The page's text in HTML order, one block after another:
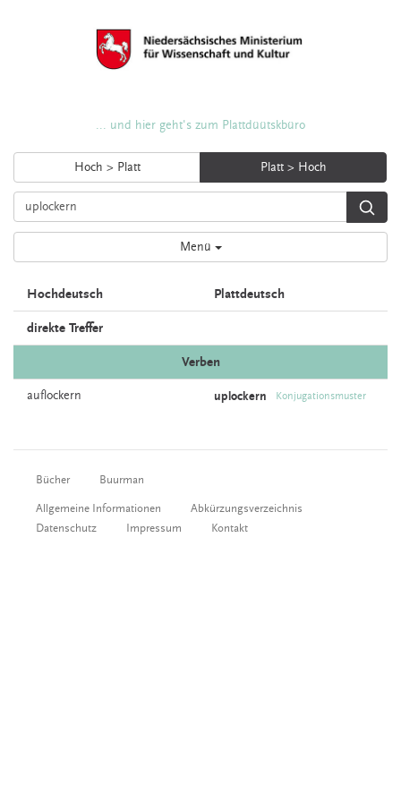
... und hier geht's zum Plattdüütskbüro
Hoch > Platt Platt > Hoch
Menü
Hochdeutsch Plattdeutsch
direkte Treffer
Verben
auflockern uplockern Konjugationsmuster
Bücher Buurman
Allgemeine Informationen
Abkürzungsverzeichnis
Datenschutz
Impressum Kontakt